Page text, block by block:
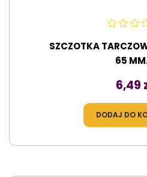
SZCZOTKA
65
Cena
6,49
DODAJ DO